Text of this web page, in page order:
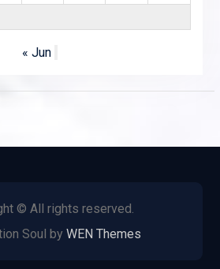
« Jun
© All rights reserved.
Soul byWEN Themes